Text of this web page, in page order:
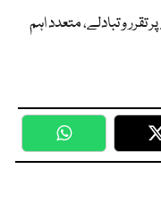
و تبادلے، متعدد اہم
WhatsApp